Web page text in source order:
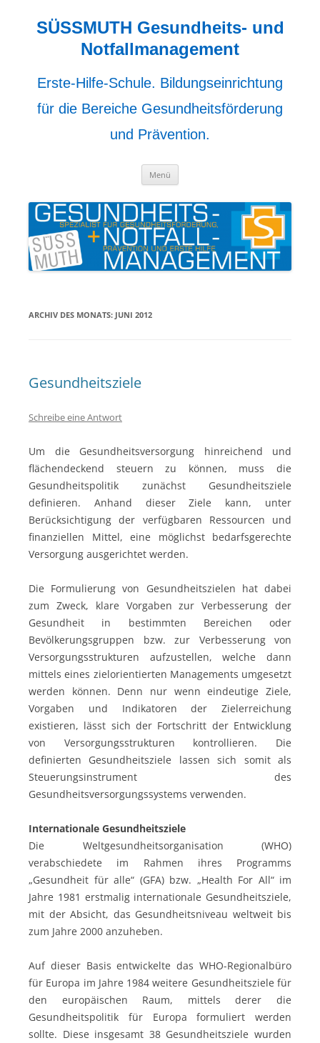
springenSÜSSMUTH Gesundheits- und
Notfallmanagement
Erste-Hilfe-Schule. Bildungseinrichtung
für die Bereiche Gesundheitsförderung
und Prävention.
Menü
ARCHIV DES MONATS: JUNI 2012
Gesundheitsziele
Schreibe eine Antwort
Um die Gesundheitsversorgung hinreichend und
flächendeckend steuern zu können, muss die
Gesundheitspolitik zunächst Gesundheitsziele
definieren. Anhand dieser Ziele kann, unter
Berücksichtigung der verfügbaren Ressourcen und
finanziellen Mittel, eine möglichst bedarfsgerechte
Versorgung ausgerichtet werden.
Die Formulierung von Gesundheitszielen hat dabei
zum Zweck, klare Vorgaben zur Verbesserung der
Gesundheit in bestimmten Bereichen oder
Bevölkerungsgruppen bzw. zur Verbesserung von
Versorgungsstrukturen aufzustellen, welche dann
mittels eines zielorientierten Managements umgesetzt
werden können. Denn nur wenn eindeutige Ziele,
Vorgaben und Indikatoren der Zielerreichung
existieren, lässt sich der Fortschritt der Entwicklung
von Versorgungsstrukturen kontrollieren. Die
definierten Gesundheitsziele lassen sich somit als
Steuerungsinstrument des
Gesundheitsversorgungssystems verwenden.
Internationale Gesundheitsziele
Die Weltgesundheitsorganisation (WHO)
verabschiedete im Rahmen ihres Programms
„Gesundheit für alle“ (GFA) bzw. „Health For All“ im
Jahre 1981 erstmalig internationale Gesundheitsziele,
mit der Absicht, das Gesundheitsniveau weltweit bis
zum Jahre 2000 anzuheben.
Auf dieser Basis entwickelte das WHO-Regionalbüro
für Europa im Jahre 1984 weitere Gesundheitsziele für
den europäischen Raum, mittels derer die
Gesundheitspolitik für Europa formuliert werden
sollte. Diese insgesamt 38 Gesundheitsziele wurden